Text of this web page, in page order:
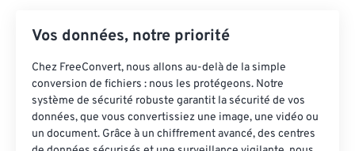
Vos données, notre priorité
Chez FreeConvert, nous allons au-delà de la simple
conversion de fichiers : nous les protégeons. Notre
système de sécurité robuste garantit la sécurité de vos
données, que vous convertissiez une image, une vidéo ou
un document. Grâce à un chiffrement avancé, des centres